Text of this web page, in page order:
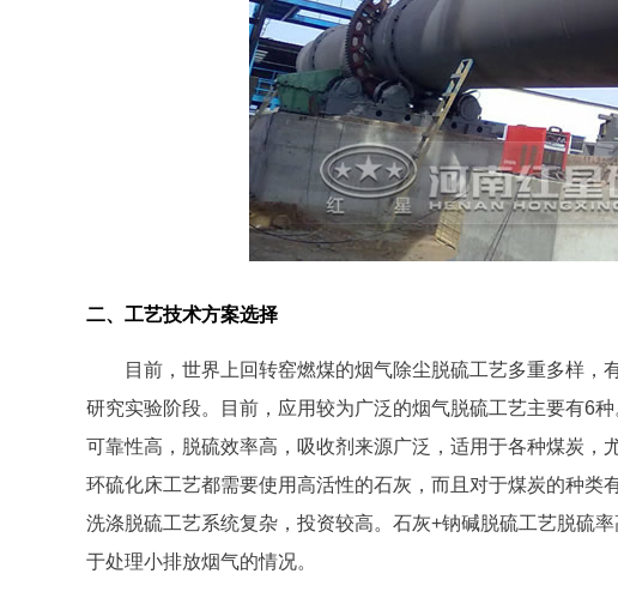
二、工艺技术方案选择
目前，世界上回转窑燃煤的烟气除尘脱硫工艺多重多样
研究实验阶段。目前，应用较为广泛的烟气脱硫工艺主要有6
可靠性高，脱硫效率高，吸收剂来源广泛，适用于各种煤炭
环硫化床工艺都需要使用高活性的石灰，而且对于煤炭的种类
洗涤脱硫工艺系统复杂，投资较高。石灰+钠碱脱硫工艺脱硫
于处理小排放烟气的情况。